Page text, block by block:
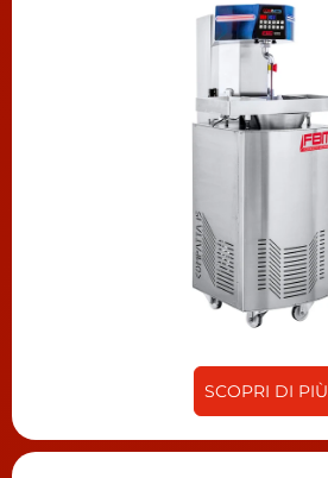
SCOPRI DI PIÙ